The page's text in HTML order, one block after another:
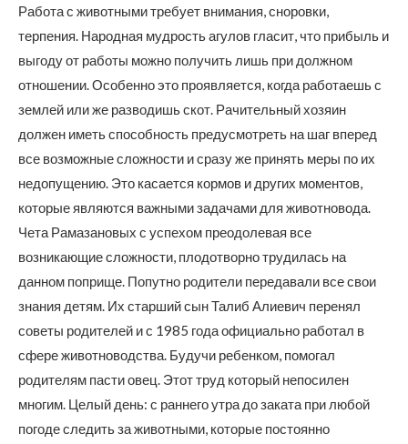
Работа с животными требует внимания, сноровки,
терпения. Народная мудрость агулов гласит, что прибыль и
выгоду от работы можно получить лишь при должном
отношении. Особенно это проявляется, когда работаешь с
землей или же разводишь скот. Рачительный хозяин
должен иметь способность предусмотреть на шаг вперед
все возможные сложности и сразу же принять меры по их
недопущению. Это касается кормов и других моментов,
которые являются важными задачами для животновода.
Чета Рамазановых с успехом преодолевая все
возникающие сложности, плодотворно трудилась на
данном поприще. Попутно родители передавали все свои
знания детям. Их старший сын Талиб Алиевич перенял
советы родителей и с 1985 года официально работал в
сфере животноводства. Будучи ребенком, помогал
родителям пасти овец. Этот труд который непосилен
многим. Целый день: с раннего утра до заката при любой
погоде следить за животными, которые постоянно